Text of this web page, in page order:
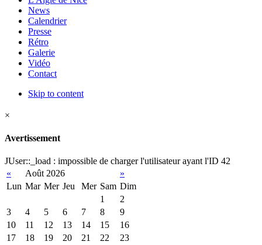
News
Calendrier
Presse
Rétro
Galerie
Vidéo
Contact
Skip to content
×
Avertissement
JUser::_load : impossible de charger l'utilisateur ayant l'ID 42
«
Août 2026
»
Lun Mar Mer Jeu Mer Sam Dim
1
2
3
4 5 6 7 8
9
10
11 12 13 14 15
16
17
18 19 20 21 22
23